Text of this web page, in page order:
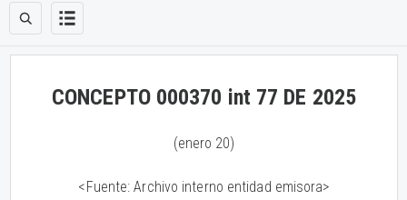
CONCEPTO 000370 int 77 DE 2025
(enero 20)
<Fuente: Archivo interno entidad emisora>